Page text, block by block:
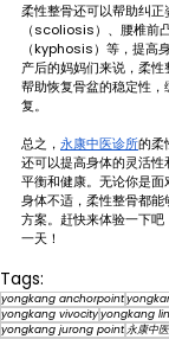
柔性整骨还可以帮助纠
（scoliosis）、腰椎前
（kyphosis）等，提高
产后的妈妈们来说，柔
帮助恢复骨盆的稳定性
复。
总之， 永康中医诊所的柔
还可以提高身体的灵活
平衡和健康。无论你是
身体不适，柔性整骨都
方案。赶快来体验一下
一天！
Tags:
yongkang anchorpoint
yongkang vivocityyongkang
yongkang jurong point永康中医